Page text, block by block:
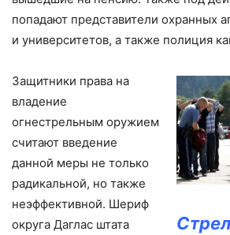
попадают представители охранных
и университетов, а также полиция
Защитники права на
владение
огнестрельным оружием
считают введение
данной меры не только
радикальной, но также
неэффективной. Шериф
округа Даглас штата